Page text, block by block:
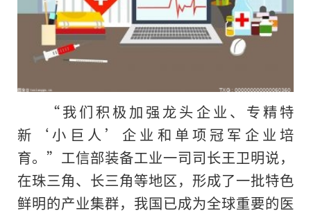
“我们积极加强龙头企业、专精特
新‘小巨人’企业和单项冠军企业培
育。”工信部装备工业一司司长王卫明说，
在珠三角、长三角等地区，形成了一批特色
鲜明的产业集群，我国已成为全球重要的医